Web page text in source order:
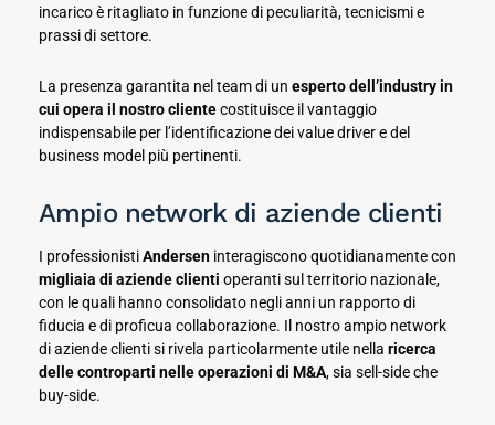
incarico è ritagliato in funzione di peculiarità, tecnicismi e
prassi di settore.
La presenza garantita nel team di un esperto dell’industry in
cui opera il nostro clientecostituisce il vantaggio
indispensabile per l’identificazione dei value driver e del
business model più pertinenti.
Ampio network di aziende clienti
I professionistiAndersen interagiscono quotidianamente con
migliaia di aziende clienti operanti sul territorio nazionale,
con le quali hanno consolidato negli anni un rapporto di
fiducia e di proficua collaborazione. Il nostro ampio network
di aziende clienti si rivela particolarmente utile nella ricerca
delle controparti nelle operazioni di M&A, sia sell-side che
buy-side.